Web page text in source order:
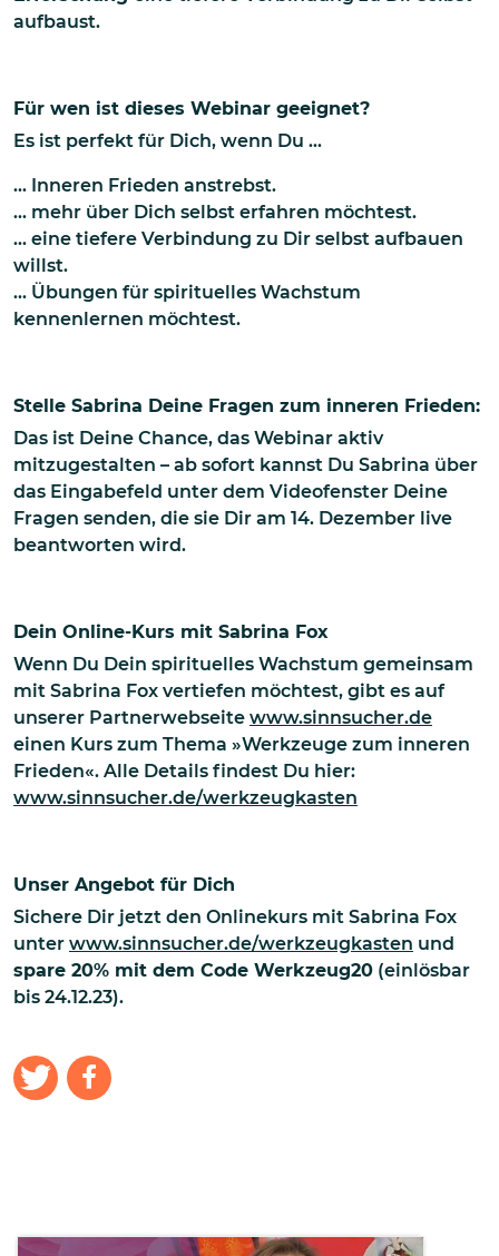
aufbaust.
Für wen ist dieses Webinar geeignet?
Es ist perfekt für Dich, wenn Du ...
... Inneren Frieden anstrebst.
... mehr über Dich selbst erfahren möchtest.
... eine tiefere Verbindung zu Dir selbst aufbauen
willst.
... Übungen für spirituelles Wachstum
kennenlernen möchtest.
Stelle Sabrina Deine Fragen zum inneren Frieden:
Das ist Deine Chance, das Webinar aktiv
mitzugestalten – ab sofort kannst Du Sabrina über
das Eingabefeld unter dem Videofenster Deine
Fragen senden, die sie Dir am 14. Dezember live
beantworten wird.
Dein Online-Kurs mit Sabrina Fox
Wenn Du Dein spirituelles Wachstum gemeinsam
mit Sabrina Fox vertiefen möchtest, gibt es auf
unserer Partnerwebseite www.sinnsucher.de
einen Kurs zum Thema »Werkzeuge zum inneren
Frieden«. Alle Details findest Du hier:
www.sinnsucher.de/werkzeugkasten
Unser Angebot für Dich
Sichere Dir jetzt den Onlinekurs mit Sabrina Fox
unter www.sinnsucher.de/werkzeugkasten und
spare 20% mit dem Code Werkzeug20 (einlösbar
bis 24.12.23).